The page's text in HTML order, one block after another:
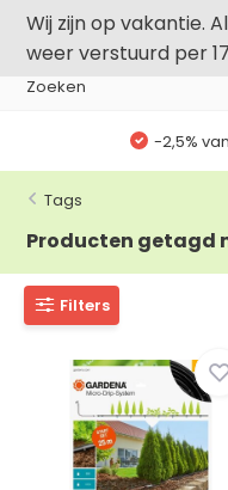
Wij zijn op vakantie.
weer verstuurd per
-2,5%
Tags
Producten getagd
Filters